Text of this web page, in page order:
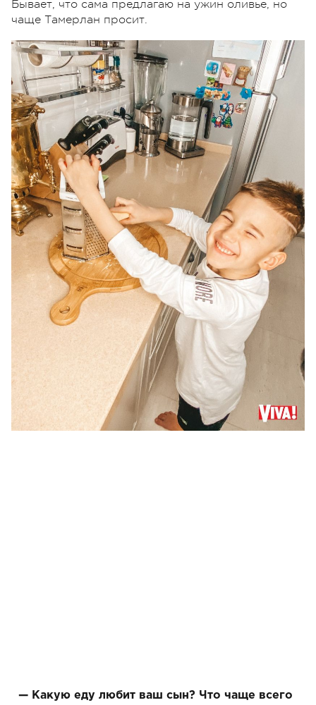
Бывает, что сама предлагаю на ужин оливье, но
чаще Тамерлан просит.
— Какую еду любит ваш сын? Что чаще всего